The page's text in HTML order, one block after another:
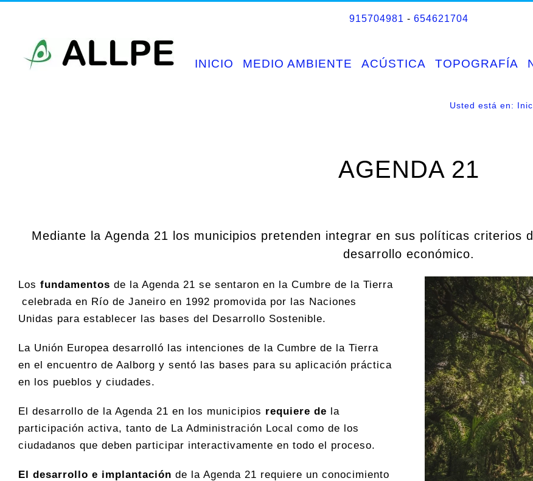
contenido
915704981 - 654621704
INICIO MEDIO AMBIENTE ACÚSTICA TOPOGRAFÍA
Usted está en:
AGENDA 21
Mediante la Agenda 21 los municipios pretenden integrar en sus políticas criterios
desarrollo económico.
Los fundamentos de la Agenda 21 se sentaron en la Cumbre de la Tierra
celebrada en Río de Janeiro en 1992 promovida por las Naciones
Unidas para establecer las bases del Desarrollo Sostenible.
La Unión Europea desarrolló las intenciones de la Cumbre de la Tierra
en el encuentro de Aalborg y sentó las bases para su aplicación práctica
en los pueblos y ciudades.
El desarrollo de la Agenda 21 en los municipios requiere de la
participación activa, tanto de La Administración Local como de los
ciudadanos que deben participar interactivamente en todo el proceso.
El desarrollo e implantación de la Agenda 21 requiere un conocimiento